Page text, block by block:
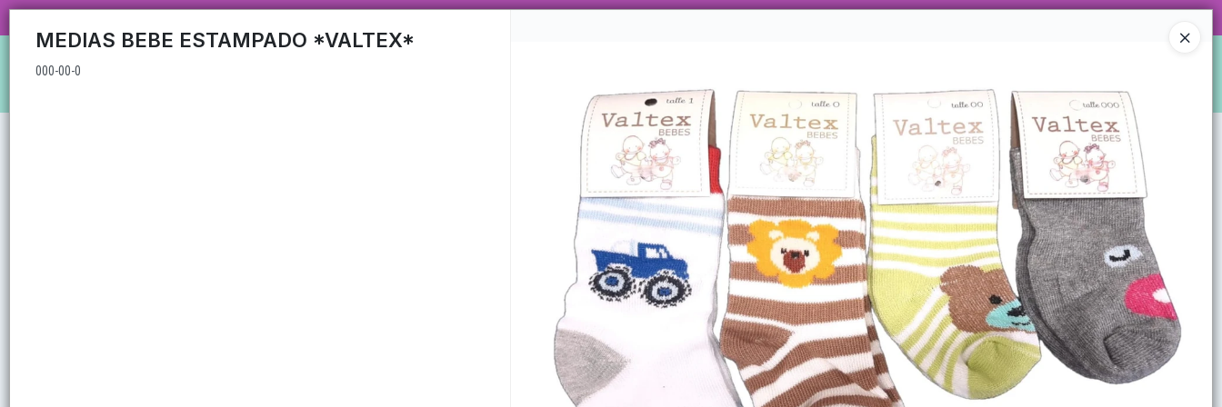
000-00-0
MEDIAS BEBE ESTAMPADO *VALTEX*
000-00-0
CÓMO COMPRAR QUIÉNES SOMOS LOCALES WHATSAPPEAMOS? CONTACTO